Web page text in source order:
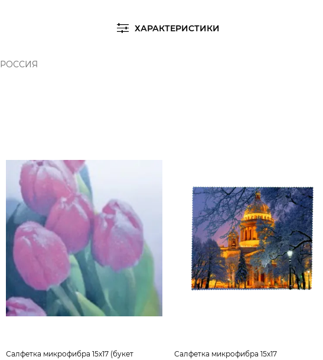
ХАРАКТЕРИСТИКИ
РОССИЯ
Салфетка микрофибра 15х17 (букет
Салфетка микрофибра 15х17